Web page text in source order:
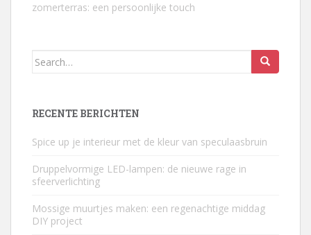
zomerterras: een persoonlijke touch
Search
RECENTE BERICHTEN
Spice up je interieur met de kleur van speculaasbruin
Druppelvormige LED-lampen: de nieuwe rage in
sfeerverlichting
Mossige muurtjes maken: een regenachtige middag
DIY project